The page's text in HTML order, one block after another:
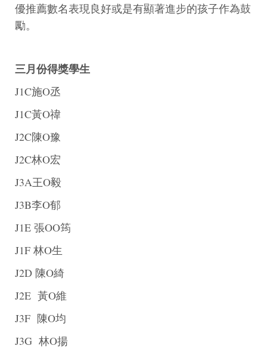
優推薦數名表現良好或是有顯著進步的孩子作為鼓
勵。
三月份得獎學生
J1C施O丞
J1C黃O禕
J2C陳O豫
J2C林O宏
J3A王O毅
J3B李O郁
J1E 張OO筠
J1F 林O生
J2D 陳O綺
J2E 黃O維
J3F 陳O均
J3G 林O揚